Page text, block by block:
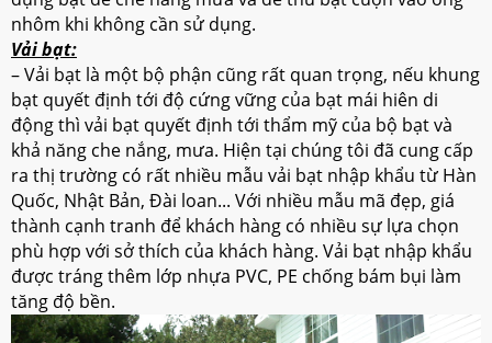
nhôm khi không cần sử dụng.
Vải bạt:
– Vải bạt là một bộ phận cũng rất quan trọng, nếu khung
bạt quyết định tới độ cứng vững của bạt mái hiên di
động thì vải bạt quyết định tới thẩm mỹ của bộ bạt và
khả năng che nắng, mưa. Hiện tại chúng tôi đã cung cấp
ra thị trường có rất nhiều mẫu vải bạt nhập khẩu từ Hàn
Quốc, Nhật Bản, Đài loan... Với nhiều mẫu mã đẹp, giá
thành cạnh tranh để khách hàng có nhiều sự lựa chọn
phù hợp với sở thích của khách hàng. Vải bạt nhập khẩu
được tráng thêm lớp nhựa PVC, PE chống bám bụi làm
tăng độ bền.